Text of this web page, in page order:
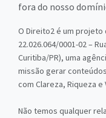
fora do nosso
O Direito2 é um projeto
22.026.064/0001-02 –
Curitiba/PR), uma
missão gerar
com Clareza, Riqueza e
Não temos qualquer